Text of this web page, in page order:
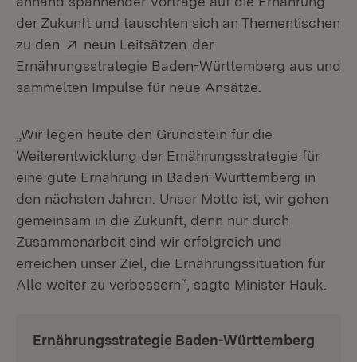
der Zukunft und tauschten sich an Thementischen
zu den
Extern:
neun Leitsätzen (Öffnet in neuem Fenster)
der
Ernährungsstrategie Baden-Württemberg aus und
sammelten Impulse für neue Ansätze.
„Wir legen heute den Grundstein für die
Weiterentwicklung der Ernährungsstrategie für
eine gute Ernährung in Baden-Württemberg in
den nächsten Jahren. Unser Motto ist, wir gehen
gemeinsam in die Zukunft, denn nur durch
Zusammenarbeit sind wir erfolgreich und
erreichen unser Ziel, die Ernährungssituation für
Alle weiter zu verbessern“, sagte Minister Hauk.
Ernährungsstrategie Baden-Württemberg